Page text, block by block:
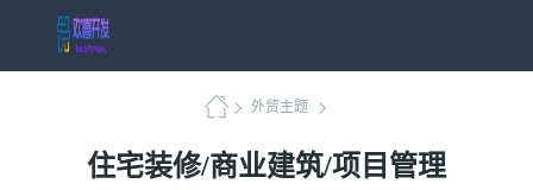
外贸主题
住宅装修/商业建筑/项目管理